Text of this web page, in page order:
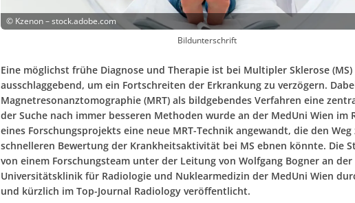
© Kzenon – stock.adobe.com
Bildunterschrift
Eine möglichst frühe Diagnose und Therapie ist bei Multipler Sklerose (MS)
ausschlaggebend, um ein Fortschreiten der Erkrankung zu verzögern.
Magnetresonanztomographie (MRT) als bildgebendes Verfahren eine
der Suche nach immer besseren Methoden wurde an der MedUni Wien im
eines Forschungsprojekts eine neue MRT-Technik angewandt, die den
schnelleren Bewertung der Krankheitsaktivität bei MS ebnen könnte. Die
von einem Forschungsteam unter der Leitung von Wolfgang Bogner an der
Universitätsklinik für Radiologie und Nuklearmedizin der MedUni Wien
und kürzlich im Top-Journal Radiology veröffentlicht.